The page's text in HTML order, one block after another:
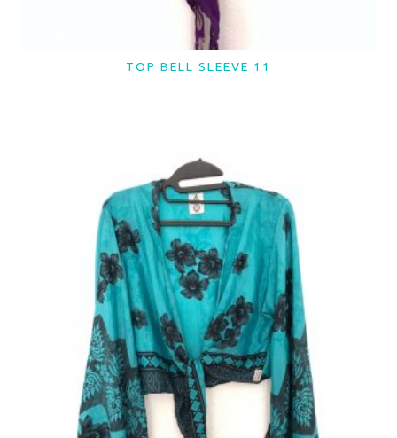
LER MAIS
TOP BELL SLEEVE 11